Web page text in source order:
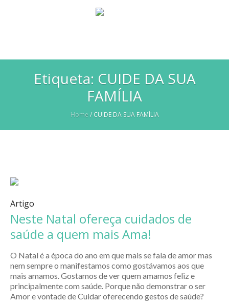
Etiqueta: CUIDE DA SUA
FAMÍLIA
Home / CUIDE DA SUA FAMÍLIA
Artigo
Neste Natal ofereça cuidados de
saúde a quem mais Ama!
O Natal é a época do ano em que mais se fala de amor mas
nem sempre o manifestamos como gostávamos aos que
mais amamos. Gostamos de ver quem amamos feliz e
principalmente com saúde. Porque não demonstrar o ser
Amor e vontade de Cuidar oferecendo gestos de saúde?